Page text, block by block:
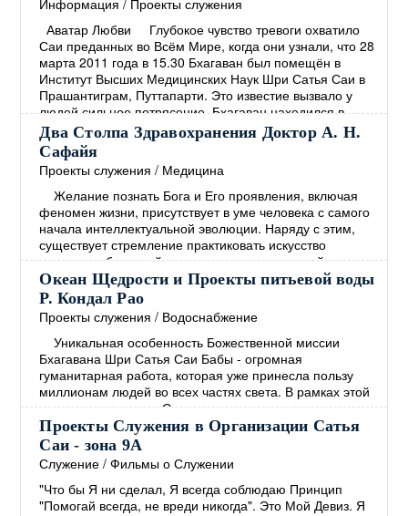
систематической помощи. 7. Организация программ
помощи деревням с→
Информация / Проекты служения
Аватар Любви Глубокое чувство тревоги охватило
Саи преданных во Всём Мире, когда они узнали, что 28
марта 2011 года в 15.30 Бхагаван был помещён в
Институт Высших Медицинских Наук Шри Сатья Саи в
Прашантиграм, Путтапарти. Это известие вызвало у
людей сильное потрясение. Бхагаван находился в
госпитале 27 дней, и группа медицинских экспертов
обеспечивала его лучшим лечением, какое только
возможно. Но Бхагаван принял решение закончить
Два Столпа Здравохранения Доктор А. Н.
Сафайя
Проекты служения / Медицина
Желание познать Бога и Его проявления, включая
феномен жизни, присутствует в уме человека с самого
начала интеллектуальной эволюции. Наряду с этим,
существует стремление практиковать искусство
излечения болезней и различных повреждений
человеческой формы. Эти два желания идут рука об
руку. Веды, которые представляют собой самый древний
документ Духовности, изобилуют примерами как мыслей
о Боге, так и мыслей о врачебном искусстве.
Океан Щедрости и Проекты питьевой воды
Р. Кондал Рао
Проекты служения / Водоснабжение
Уникальная особенность Божественной миссии
Бхагавана Шри Сатья Саи Бабы - огромная
гуманитарная работа, которая уже принесла пользу
миллионам людей во всех частях света. В рамках этой
миссии в интересах Служения человечеству
Центральным трастом Шри Сатья Саи под Милостивым
Руководством Бхагавана были открыты образовательные
и медицинские учреждения. В дополнение к этому
Бхагаван решил обеспечить людей чистой питьевой
водой, жизненно важной→
Проекты Служения в Организации Сатья
Саи - зона 9А
Служение /Фильмы о Служении
"Что бы Я ни сделал, Я всегда соблюдаю Принцип
"Помогай всегда, не вреди никогда". Это Мой Девиз. Я